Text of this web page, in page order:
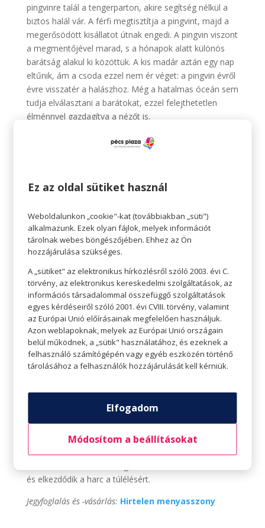
pingvinre talál a tengerparton, akire segítség nélkül a
biztos halál vár. A férfi megtisztítja a pingvint, majd a
megerősödött kisállatot útnak engedi. A pingvin viszont
a megmentőjével marad, s a hónapok alatt különös
barátság alakul ki közöttük. A kis madár aztán egy nap
eltűnik, ám a csoda ezzel nem ér véget: a pingvin évről
évre visszatér a halászhoz. Még a hatalmas óceán sem
tudja elválasztani a barátokat, ezzel felejthetetlen
élménnyel gazdagítva a nézőt is.
Jegyfoglalás és -vásárlás: Barátom, a pingvin
A Január 2. egy különköltözés története. Klára és Áron
elé. Tél van, január. Az eseményeket Ági nézőpontjából
látjuk. A pakolás egész nap tart. Összesen hét kört
írnak le a régi lakás és az új albérlet között, és bár
más.
Jegyfoglalás és -vásárlás: Január 2.
Hirtelen menyasszony (16) (Pimp My Bride
(L’Hereuse élue)) – 2D, szinkronos
Alexandre Aja a Stranger Things és az Érkezés
producereivel karöltve készítette el új túlélőhorrorját, a
ikerfia számára próbál védelmet nyújtani az erdő
közepén lévő házukban. A legfontosabb, hogy mindig
kapcsolatban maradjanak, akár egy kötél által,
különben az őket évek óta rettegésben tartó gonosz
eljön értük. Az egyik fiú azonban megkérdőjelezi az
és elkezdődik a harc a túlélésért.
Jegyfoglalás és -vásárlás: Hirtelen menyasszony
Ez az oldal sütiket használ
Weboldalunkon „cookie"-kat (továbbiakban „süti")
alkalmazunk. Ezek olyan fájlok, melyek információt
tárolnak webes böngészőjében. Ehhez az Ön
hozzájárulása szükséges.
A „sütiket" az elektronikus hírközlésről szóló 2003. évi C.
törvény, az elektronikus kereskedelmi szolgáltatások, az
információs társadalommal összefüggő szolgáltatások
egyes kérdéseiről szóló 2001. évi CVIII. törvény, valamint
az Európai Unió előírásainak megfelelően használjuk.
Azon weblapoknak, melyek az Európai Unió országain
belül működnek, a „sütik" használatához, és ezeknek a
felhasználó számítógépén vagy egyéb eszközén történő
tárolásához a felhasználók hozzájárulását kell kérniük.
Elfogadom
Módosítom a beállításokat